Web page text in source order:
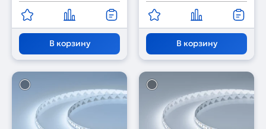
В корзину В корзину